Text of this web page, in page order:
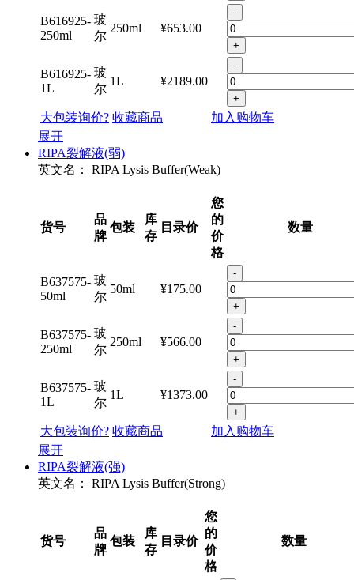
B616925-
250ml
玻
尔
250ml ¥653.00
-
+
B616925-
1L
玻
尔
1L ¥2189.00
-
+
大包装询价? 收藏商品
加入购物车
展开
RIPA裂解液(弱)
英文名：
RIPA Lysis Buffer(Weak)
货号
品
牌
包装
库
存
目录价
您
的
价
格
数量
B637575-
50ml
玻
尔
50ml ¥175.00
-
+
B637575-
250ml
玻
尔
250ml ¥566.00
-
+
B637575-
1L
玻
尔
1L ¥1373.00
-
+
大包装询价? 收藏商品
加入购物车
展开
RIPA裂解液(强)
英文名：
RIPA Lysis Buffer(Strong)
货号
品
牌
包装
库
存
目录价
您
的
价
格
数量